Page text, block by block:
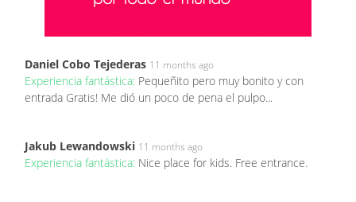
Daniel Cobo Tejederas 11 months ago
Experiencia fantástica: Pequeñito pero muy bonito y con
entrada Gratis! Me dió un poco de pena el pulpo...
Jakub Lewandowski 11 months ago
Experiencia fantástica: Nice place for kids. Free entrance.